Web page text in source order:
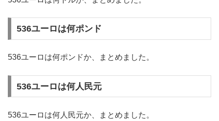
536ユーロは何ポンド
536ユーロは何ポンドか、まとめました。
536ユーロは何人民元
536ユーロは何人民元か、まとめました。